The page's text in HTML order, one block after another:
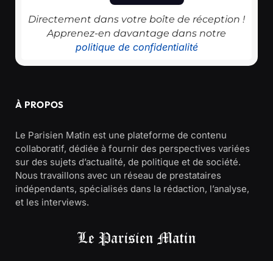
Directement dans votre boîte de réception !
Apprenez-en davantage dans notre
politique de confidentialité
À PROPOS
Le Parisien Matin est une plateforme de contenu
collaboratif, dédiée à fournir des perspectives variées
sur des sujets d’actualité, de politique et de société.
Nous travaillons avec un réseau de prestataires
indépendants, spécialisés dans la rédaction, l’analyse,
et les interviews.